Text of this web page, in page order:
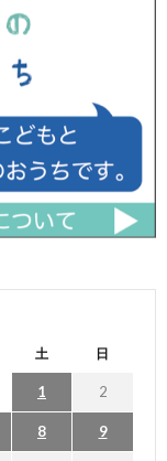
土 日
1 2
8 9